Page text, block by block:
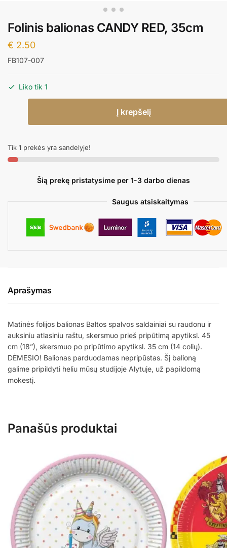
Folinis balionas CANDY RED, 35cm
€ 2.50
FB107-007
Liko tik 1
Folinis
CANDY
RED,
Į krepšelį
Tik 1 prekės yra sandelyje!
Šią prekę pristatysime per 1-3 darbo dienas
Saugus atsiskaitymas
Aprašymas
Matinės folijos balionas Baltos spalvos saldainiai su raudonu ir
auksiniu atlasiniu raštu, skersmuo prieš pripūtimą apytiksl. 45
cm (18”), skersmuo po pripūtimo apytiksl. 35 cm (14 colių).
DĖMESIO! Balionas parduodamas nepripūstas. Šį balioną
galime pripildyti heliu mūsų studijoje Alytuje, už papildomą
mokestį.
Panašūs produktai